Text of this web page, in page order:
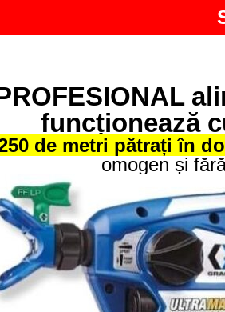
funcționează
de metri pătrați în
omogen și